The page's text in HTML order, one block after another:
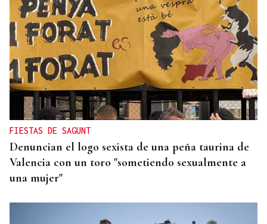
TOMA DE POSESIÓN
El Rey acudirá a la toma de posesión de De la
Espriella como presidente de Colombia
FIESTAS DE SAGUNT
Denuncian el logo sexista de una peña taurina de
Valencia con un toro "sometiendo sexualmente a
una mujer"